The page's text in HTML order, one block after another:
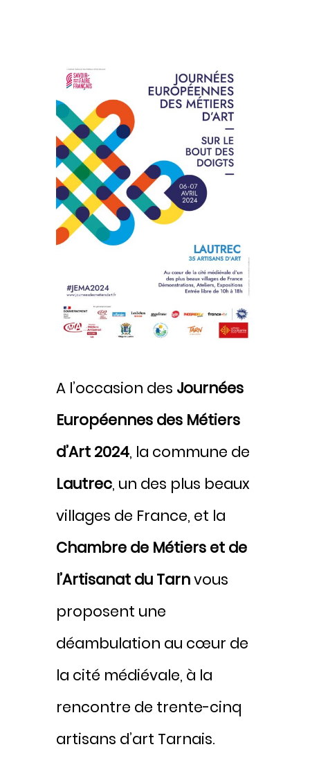
A l’occasion des Journées
Européennes des Métiers
d’Art 2024, la commune de
Lautrec, un des plus beaux
villages de France, et la
Chambre de Métiers et de
l’Artisanat du Tarnvous
proposent une
déambulation au cœur de
la cité médiévale, à la
rencontre de trente-cinq
artisans d’art Tarnais.